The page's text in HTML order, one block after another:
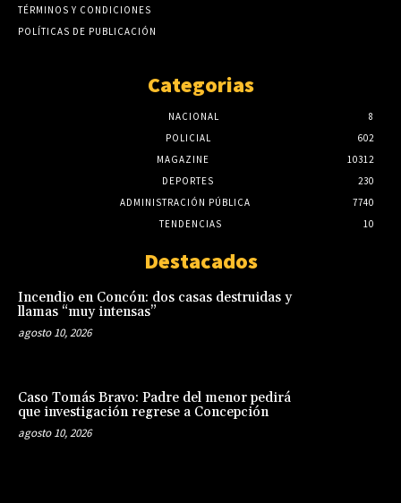
TÉRMINOS Y CONDICIONES
POLÍTICAS DE PUBLICACIÓN
Categorias
NACIONAL
8
POLICIAL
602
MAGAZINE
10312
DEPORTES
230
ADMINISTRACIÓN PÚBLICA
7740
TENDENCIAS
10
Destacados
Incendio en Concón: dos casas destruidas y
llamas “muy intensas”
agosto 10, 2026
Caso Tomás Bravo: Padre del menor pedirá
que investigación regrese a Concepción
agosto 10, 2026